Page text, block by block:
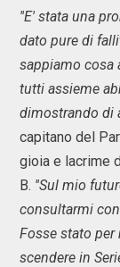
''E' stata una
dato pure di
sappiamo cosa
tutti assieme
dimostrando di
capitano del
gioia e lacrime
B. ''Sul mio
consultarmi
Fosse stato
scendere in